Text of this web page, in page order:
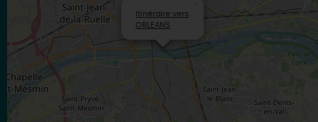
Itinéraire vers
ORLEANS